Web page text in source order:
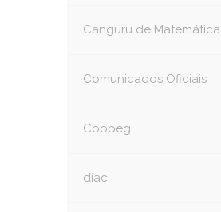
Canguru de Matemática
Comunicados Oficiais
Coopeg
diac